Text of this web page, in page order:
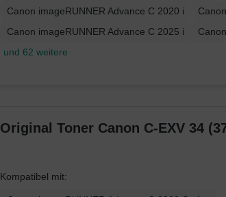
Canon imageRUNNER Advance C 2020 i
Canon imageRUNNER Advance C 2025 i
und 62 weitere
Original Toner Canon C-EXV 34
Kompatibel mit: